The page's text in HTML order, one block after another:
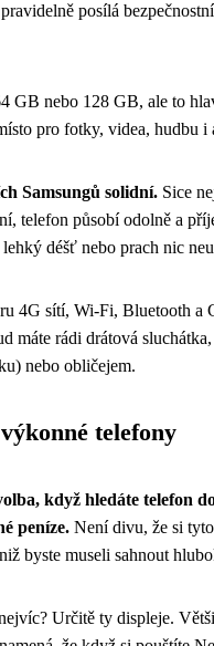
posílá
GB nebo 128 GB, ale to
pro fotky, videa, hudbu i
Samsungů solidní. Sice
telefon působí odolně a
déšť nebo prach nic
4G sítí, Wi-Fi, Bluetooth a
máte rádi drátová
nebo obličejem.
telefony
když hledáte telefon
peníze. Není divu, že si
byste museli sahnout
Určitě ty displeje.